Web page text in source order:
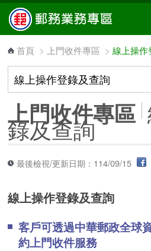
跳到主要內容區塊
首頁 > 上門收件專區 >線上操作
上門收件專區
錄及查詢
最後檢視/更新日期：114/09/15
線上操作登錄及查詢
客戶可透過中華郵政全球
約上門收件服務